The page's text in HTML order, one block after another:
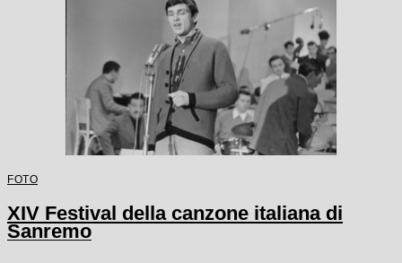
FOTO
XIV Festival della canzone italiana di
Sanremo